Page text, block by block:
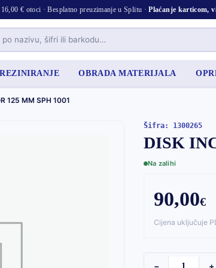
€ otoci · Besplatno preuzimanje u Splitu ·Plaćanje karticom,
OBRADA MATERIJALA
125 MM SPH 1001
Šifra: 1300265
DISK
Na zalihi
90,00€
Cijena uključuje
− +